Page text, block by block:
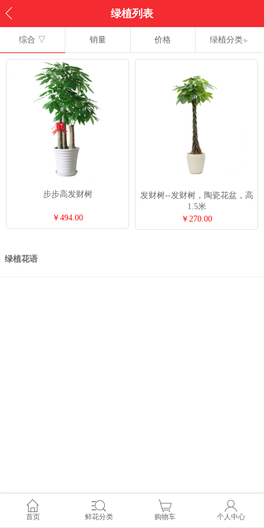
绿植列表
首页 鲜花分类 购物车 个人中心
综合 ▽ 销量 价格 绿植分类
步步高发财树
￥494.00
发财树--发财树，陶瓷花盆，高
1.5米
￥270.00
绿植花语